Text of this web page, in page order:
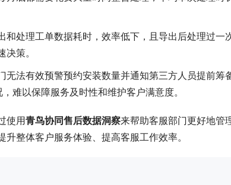
和处理工单数据耗时，效率低下，且导出后处理过一
策。
无法有效预警预约安装数量并通知第三方人员提前筹
难以保障服务及时性和维护客户满意度。
使用青鸟协同售后数据洞察来帮助客服部门更好地管
整体客户服务体验、提高客服工作效率。